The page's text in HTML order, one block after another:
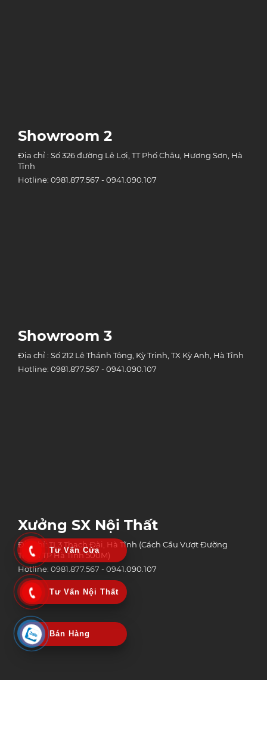
Showroom 2
Địa chỉ : Số 326 đường Lê Lợi, TT Phố Châu, Hương Sơn, Hà
Tĩnh
Hotline: 0981.877.567 - 0941.090.107
Showroom 3
Địa chỉ : Số 212 Lê Thánh Tông, Kỳ Trinh, TX Kỳ Anh, Hà Tĩnh
Hotline: 0981.877.567 - 0941.090.107
Xưởng SX Nội Thất
Địa chỉ: TL3 Thạch Đài, Hà Tĩnh (Cách Cầu Vượt Đường
Tránh TP Hà Tĩnh 500M)
Hotline: 0981.877.567 - 0941.090.107
Tư Vấn Cửa
Tư Vấn Nội Thất
Bán Hàng